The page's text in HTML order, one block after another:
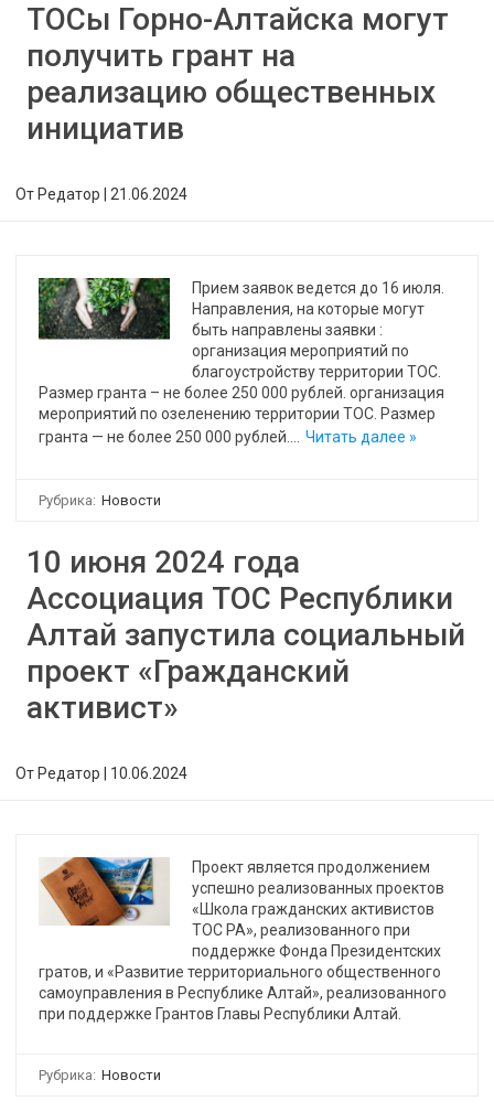
ТОСы Горно-Алтайска могут
получить грант на
реализацию общественных
инициатив
От Редатор 21.06.2024
Прием заявок ведется до 16 июля.
Направления, на которые могут
быть направлены заявки :
организация мероприятий по
благоустройству территории ТОС.
Размер гранта – не более 250 000 рублей. организация
мероприятий по озеленению территории ТОС. Размер
гранта — не более 250 000 рублей.…
Читать далее »
Рубрика: Новости
10 июня 2024 года
Ассоциация ТОС Республики
Алтай запустила социальный
проект «Гражданский
активист»
От Редатор 10.06.2024
Проект является продолжением
успешно реализованных проектов
«Школа гражданских активистов
ТОС РА», реализованного при
поддержке Фонда Президентских
гратов, и «Развитие территориального общественного
самоуправления в Республике Алтай», реализованного
при поддержке Грантов Главы Республики Алтай.
Рубрика: Новости